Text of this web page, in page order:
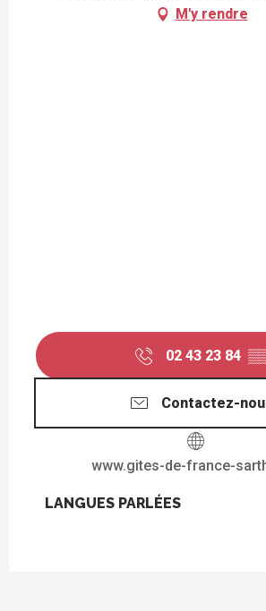
M'y rendre
02 43 23 84
Contactez-
www.gites-de-france-
LANGUES PARLÉES
LANGUES PARLÉES